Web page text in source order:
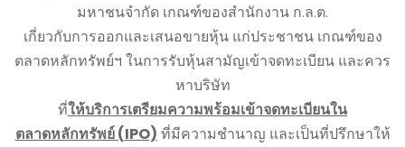
มหาชนจำกัด เกณฑ์ของสำนักงาน ก.ล.ต.
เกี่ยวกับการออกและเสนอขายหุ้น แก่ประชาชน เกณฑ์ของ
ตลาดหลักทรัพย์ฯ ในการรับหุ้นสามัญเข้าจดทะเบียน และควร
หาบริษัท
ที่ให้บริการเตรียมความพร้อมเข้าจดทะเบียนใน
ตลาดหลักทรัพย์ (IPO) ที่มีความชำนาญ และเป็นที่ปรึกษาให้